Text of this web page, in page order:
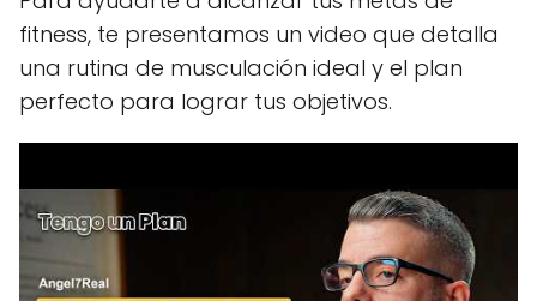
fitness, te presentamos un video que detalla
una rutina de musculación ideal y el plan
perfecto para lograr tus objetivos.